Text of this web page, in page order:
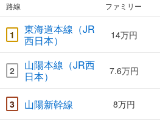
路線 ファミリー
1
東海道本線（JR
西日本）
14万円
2
山陽本線（JR西
日本）
7.6万円
3 山陽新幹線 8万円